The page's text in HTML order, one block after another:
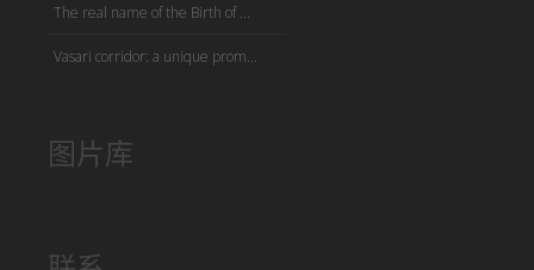
The real name of the Birth of ...
Vasari corridor: a unique prom...
图片库